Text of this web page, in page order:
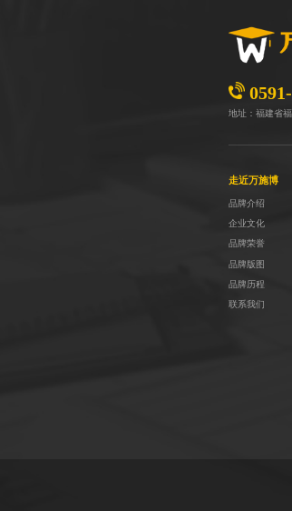
地址：福建省
走近万施博
品牌介绍
企业文化
品牌荣誉
品牌版图
品牌历程
联系我们